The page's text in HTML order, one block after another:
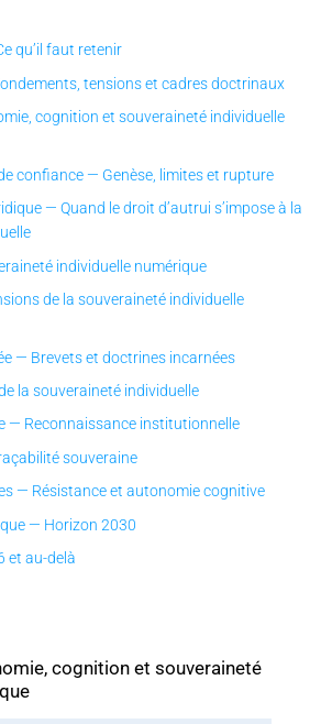
qu’il faut retenir
tensions et cadres doctrinaux
cognition et souveraineté individuelle
confiance — Genèse, limites et rupture
— Quand le droit d’autrui s’impose à la
individuelle numérique
de la souveraineté individuelle
— Brevets et doctrines incarnées
la souveraineté individuelle
— Reconnaissance institutionnelle
souveraine
— Résistance et autonomie cognitive
— Horizon 2030
et au-delà
cognition et souveraineté